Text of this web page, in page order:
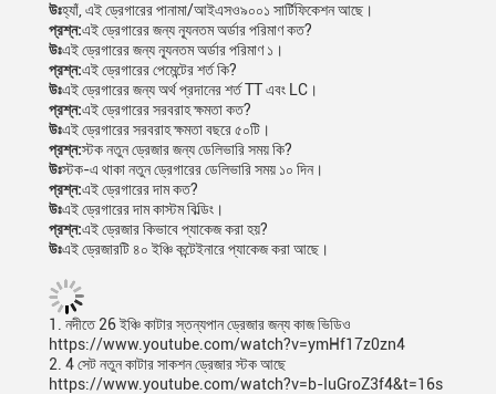
উঃহ্যাঁ, এই ড্রেগারের পানামা/আইএসও৯০০১ সার্টিফিকেশন আছে।
প্রশ্ন:এই ড্রেগারের জন্য ন্যূনতম অর্ডার পরিমাণ কত?
উঃএই ড্রেগারের জন্য ন্যূনতম অর্ডার পরিমাণ ১।
প্রশ্ন:এই ড্রেগারের পেমেন্টের শর্ত কি?
উঃএই ড্রেগারের জন্য অর্থ প্রদানের শর্ত TT এবং LC।
প্রশ্ন:এই ড্রেগারের সরবরাহ ক্ষমতা কত?
উঃএই ড্রেগারের সরবরাহ ক্ষমতা বছরে ৫০টি।
প্রশ্ন:স্টক নতুন ড্রেজার জন্য ডেলিভারি সময় কি?
উঃস্টক-এ থাকা নতুন ড্রেগারের ডেলিভারি সময় ১০ দিন।
প্রশ্ন:এই ড্রেগারের দাম কত?
উঃএই ড্রেগারের দাম কাস্টম বিল্ডিং।
প্রশ্ন:এই ড্রেজার কিভাবে প্যাকেজ করা হয়?
উঃএই ড্রেজারটি ৪০ ইঞ্চি কন্টেইনারে প্যাকেজ করা আছে।
1. নদীতে 26 ইঞ্চি কাটার স্তন্যপান ড্রেজার জন্য কাজ ভিডিও
https://www.youtube.com/watch?v=ymHf17z0zn4
2. 4 সেট নতুন কাটার সাকশন ড্রেজার স্টক আছে
https://www.youtube.com/watch?v=b-IuGroZ3f4&t=16s